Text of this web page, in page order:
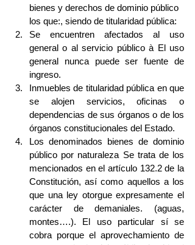
bienes y derechos de dominio público
los que:, siendo de titularidad pública:
Se encuentren afectados al uso
general o al servicio público à El uso
general nunca puede ser fuente de
ingreso.
Inmuebles de titularidad pública en que
se alojen servicios, oficinas o
dependencias de sus órganos o de los
órganos constitucionales del Estado.
Los denominados bienes de dominio
público por naturaleza Se trata de los
mencionados en el artículo 132.2 de la
Constitución, así como aquellos a los
que una ley otorgue expresamente el
carácter de demaniales. (aguas,
montes….). El uso particular sí se
cobra porque el aprovechamiento de